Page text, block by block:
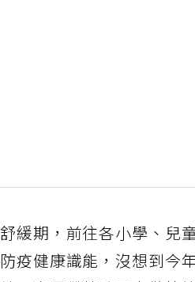
緩期，前往各小學、兒
疫健康識能，沒想到今